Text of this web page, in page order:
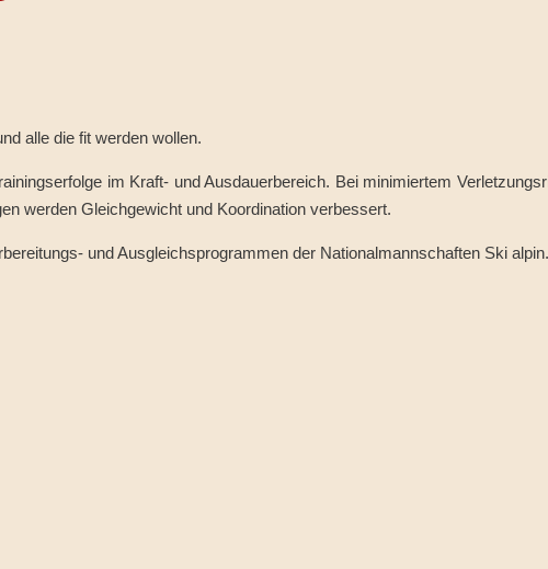
alle die fit werden wollen.
im Kraft- und Ausdauerbereich. Bei minimiertem
werden Gleichgewicht und Koordination verbessert.
und Ausgleichsprogrammen der Nationalmannschaften Ski alpin.